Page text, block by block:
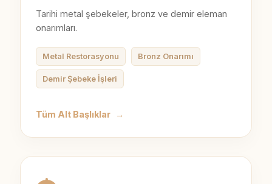
Tarihi metal şebekeler, bronz ve demir eleman
onarımları.
Metal Restorasyonu Bronz Onarımı
Demir Şebeke İşleri
Tüm Alt Başlıklar →